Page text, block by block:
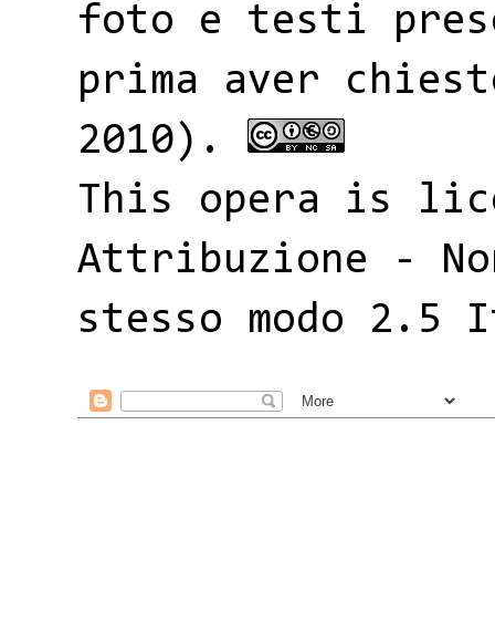
foto e testi
prima aver
2010).
This opera is
Attribuzione -
stesso modo 2.5